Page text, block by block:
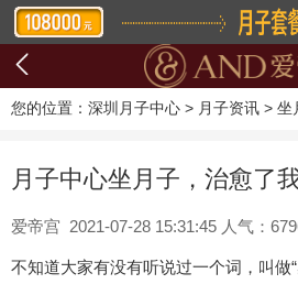
您的位置： 深圳月子中心 > 月子资讯 > 坐
月子中心坐月子，治愈了
爱帝宫 2021-07-28 15:31:45 人气：
不知道大家有没有听说过一个词，叫做